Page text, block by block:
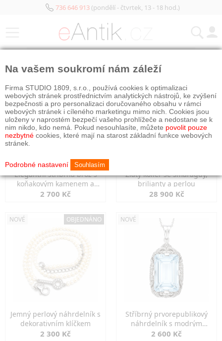
736 646 913(pondělí - čtvrtek, 13 - 18 hod.)
Elegantní stříbrná brož s
koňakovým kamenem a
markazity
2 700 Kč
Zlatý kolier se smaragdy,
brilianty a perlou
28 900 Kč
NOVÉ OBJEDNÁNO
Jemný perlový náhrdelník s
dekorativním klíčkem
2 300 Kč
NOVÉ
Stříbrný prvorepublikový
náhrdelník s modrým
spinelem
2 600 Kč
Na vašem soukromí nám záleží
Firma STUDIO 1809, s.r.o., používá cookies k optimalizaci
webových stránek prostřednictvím analytických nástrojů, ke zvýšení
bezpečnosti a pro personalizaci doručovaného obsahu v rámci
webových stránek i cíleného marketingu mimo nich. Cookies jsou
uloženy v naprostém bezpečí vašeho prohlížeče a nedostane se k
nim nikdo, kdo nemá. Pokud nesouhlasíte, můžete povolit pouze
nezbytné cookies, které mají na starost základní funkce webových
stránek.
Podrobné nastavení Souhlasím